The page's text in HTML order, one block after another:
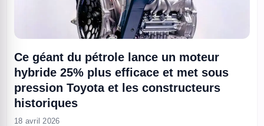
Ce géant du pétrole lance un moteur
hybride 25% plus efficace et met sous
pression Toyota et les constructeurs
historiques
18 avril 2026